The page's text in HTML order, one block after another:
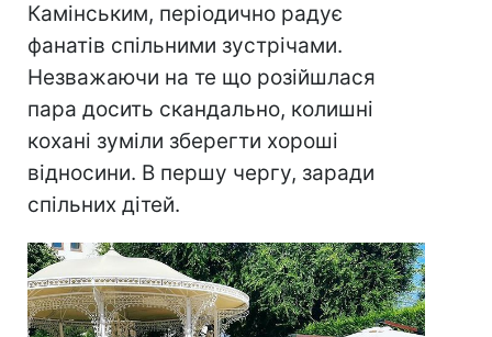
Камінським, періодично радує
фанатів спільними зустрічами.
Незважаючи на те що розійшлася
пара досить скандально, колишні
кохані зуміли зберегти хороші
відносини. В першу чергу, заради
спільних дітей.